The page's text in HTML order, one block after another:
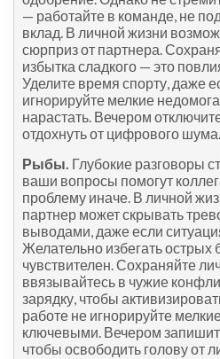
— работайте в команде, не
вклад. В личной жизни
сюрприз от партнера.
избытка сладкого — это
Уделите время спорту, даже
игнорируйте мелкие
нарастать. Вечером
отдохнуть от цифрового шума.
Рыбы. Глубокие разговоры
ваши вопросы помогут
проблему иначе. В личной
партнер может скрывать
выводами, даже если
Желательно избегать острых
чувствителен. Сохраняйте
ввязывайтесь в чужие
зарядку, чтобы
работе не игнорируйте
ключевыми. Вечером
чтобы освободить голову от